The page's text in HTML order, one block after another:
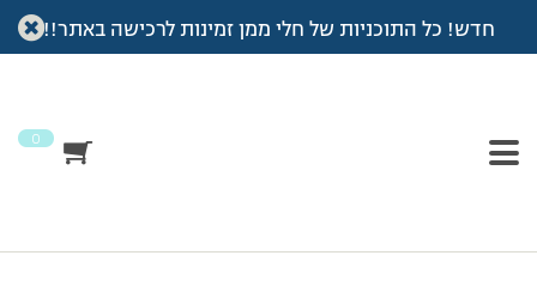
חדש! כל התוכניות של חלי ממן זמינות לרכישה באתר!!
0
עמוד הבית >דיונים>פורום >רוצה להבין…
מוצגות 2 תגובות – 1 עד 2 (מתוך 2 סה״כ)